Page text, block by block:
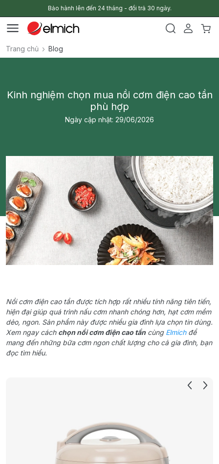
Bảo hành lên đến 24 tháng - đổi trả 30 ngày.
Trang chủ Blog
Kinh nghiệm chọn mua nồi cơm điện cao tần
phù hợp
Ngày cập nhật: 29/06/2026
Nồi cơm điện cao tần được tích hợp rất nhiều tính năng tiên tiến,
hiện đại giúp quá trình nấu cơm nhanh chóng hơn, hạt cơm mềm
dẻo, ngon. Sản phẩm này được nhiều gia đình lựa chọn tin dùng.
Xem ngay cách chọn nồi cơm điện cao tầncùng Elmichđể
mang đến những bữa cơm ngon chất lượng cho cả gia đình, bạn
đọc tìm hiểu.